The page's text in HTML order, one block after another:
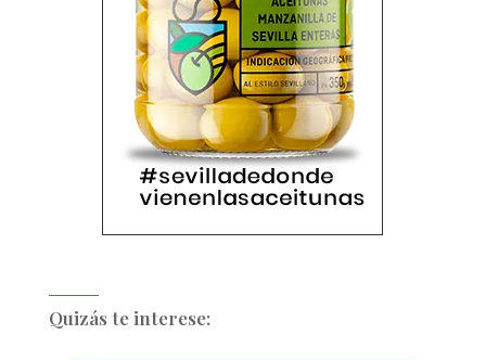
Quizás te interese: